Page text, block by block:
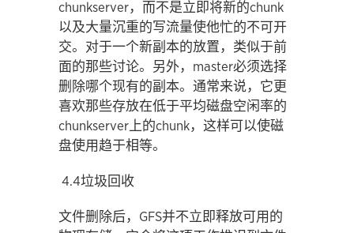
chunkserver，而不是立即将新的chunk
以及大量沉重的写流量使他忙的不可开
交。对于一个新副本的放置，类似于前
面的那些讨论。另外，master必须选择
删除哪个现有的副本。通常来说，它更
喜欢那些存放在低于平均磁盘空闲率的
chunkserver上的chunk，这样可以使磁
盘使用趋于相等。
4.4垃圾回收
文件删除后，GFS并不立即释放可用的